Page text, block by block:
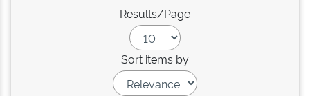
Results/Page
Sort items by